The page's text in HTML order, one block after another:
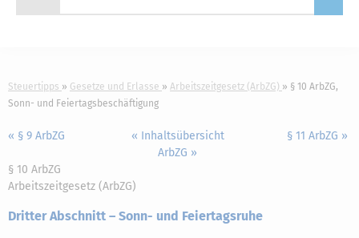
Steuertipps Gesetze und Erlasse Arbeitszeitgesetz (ArbZG)
§ 10 ArbZG,
Sonn- und Feiertagsbeschäftigung
« § 9 ArbZG
« Inhaltsübersicht
ArbZG »
§ 11 ArbZG »
§ 10 ArbZG
Arbeitszeitgesetz (ArbZG)
Dritter Abschnitt – Sonn- und Feiertagsruhe